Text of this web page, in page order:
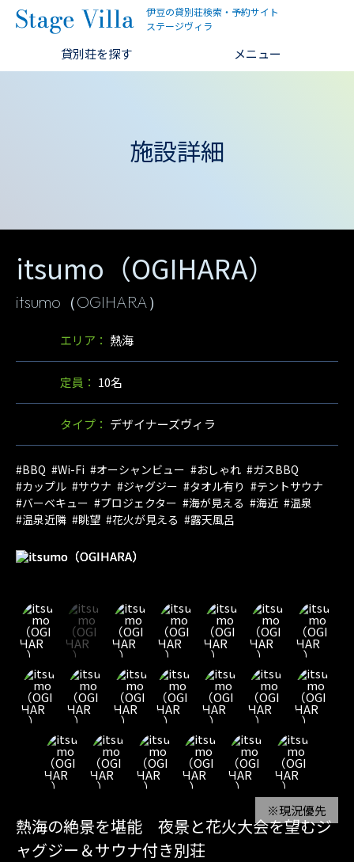
伊豆の貸別荘検索・予約サイト
ステージヴィラ
貸別荘を探す メニュー
施設詳細
itsumo（OGIHARA）
itsumo（OGIHARA）
エリア： 熱海
定員： 10名
タイプ： デザイナーズヴィラ
#BBQ #Wi-Fi #オーシャンビュー #おしゃれ #ガスBBQ
#カップル #サウナ #ジャグジー #タオル有り #テントサウナ
#バーベキュー #プロジェクター #海が見える #海近 #温泉
#温泉近隣 #眺望 #花火が見える #露天風呂
※現況優先
熱海の絶景を堪能 夜景と花火大会を望むジ
ャグジー＆サウナ付き別荘